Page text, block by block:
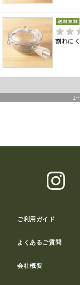
割れに
1
ご利用ガイド
よくあるご質問
会社概要